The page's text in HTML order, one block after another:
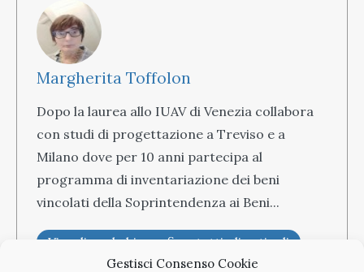
Gestisci Consenso Cookie
Margherita Toffolon
Dopo la laurea allo IUAV di Venezia collabora
con studi di progettazione a Treviso e a
Milano dove per 10 anni partecipa al
programma di inventariazione dei beni
vincolati della Soprintendenza ai Beni...
Visualizza la biografia e tutti gli articoli